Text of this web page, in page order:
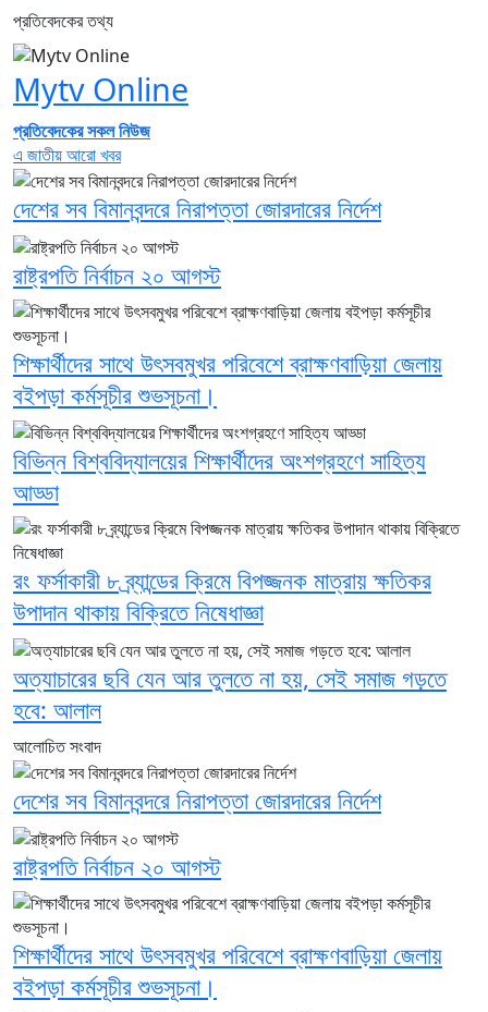
প্রতিবেদকের তথ্য
Mytv Online
প্রতিবেদকের সকল নিউজ
এ জাতীয় আরো খবর
দেশের সব বিমানবন্দরে নিরাপত্তা জোরদারের নির্দেশ
রাষ্ট্রপতি নির্বাচন ২০ আগস্ট
শিক্ষার্থীদের সাথে উৎসবমুখর পরিবেশে ব্রাক্ষণবাড়িয়া জেলায়
বইপড়া কর্মসূচীর শুভসূচনা।
বিভিন্ন বিশ্ববিদ্যালয়ের শিক্ষার্থীদের অংশগ্রহণে সাহিত্য
আড্ডা
রং ফর্সাকারী ৮ ব্র্যান্ডের ক্রিমে বিপজ্জনক মাত্রায় ক্ষতিকর
উপাদান থাকায় বিক্রিতে নিষেধাজ্ঞা
অত্যাচারের ছবি যেন আর তুলতে না হয়, সেই সমাজ গড়তে
হবে: আলাল
আলোচিত সংবাদ
দেশের সব বিমানবন্দরে নিরাপত্তা জোরদারের নির্দেশ
রাষ্ট্রপতি নির্বাচন ২০ আগস্ট
শিক্ষার্থীদের সাথে উৎসবমুখর পরিবেশে ব্রাক্ষণবাড়িয়া জেলায়
বইপড়া কর্মসূচীর শুভসূচনা।